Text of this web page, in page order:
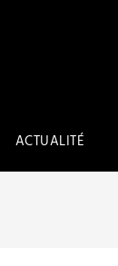
ACTUALITÉ